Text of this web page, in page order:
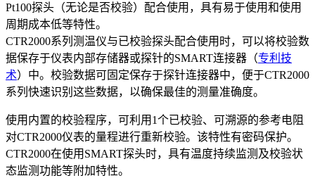
Pt100探头（无论是否校验）配合使用，具有易于使用和使用
周期成本低等特性。
CTR2000系列测温仪与已校验探头配合使用时，可以将校验数
据保存于仪表内部存储器或探针的SMART连接器（专利技
术）中。校验数据可固定保存于探针连接器中，便于CTR2000
系列快速识别这些数据，以确保最佳的测量准确度。
使用内置的校验程序，可利用1个已校验、可溯源的参考电阻
对CTR2000仪表的量程进行重新校验。该特性有密码保护。
CTR2000在使用SMART探头时，具有温度持续监测及校验状
态监测功能等附加特性。